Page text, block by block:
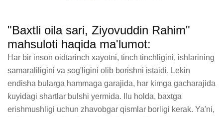
"Baxtli oila sari, Ziyovuddin Rahim"
mahsuloti haqida ma'lumot:
Har bir inson oidtarinch xayotni, tinch tinchligini, ishlarining
samaraliligini va sog'ligini olib borishni istaidi. Lekin
endisha bularga hammaga garajida, har kimga gacharajida
kuyidagi shartlar bulshi yermida. Ilu holda, baxtga
erishmushligi uchun zhavobgar qismlar borligi kerak. Ya'ni,